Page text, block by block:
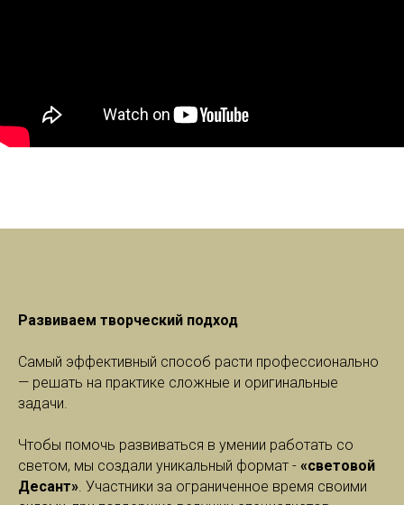
Развиваем творческий подход
Самый эффективный способ расти профессионально
— решать на практике сложные и оригинальные
задачи.
Чтобы помочь развиваться в умении работать со
светом, мы создали уникальный формат - «световой
Десант». Участники за ограниченное время своими